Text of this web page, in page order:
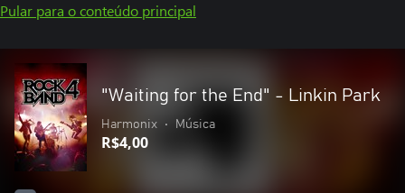
Pular para o conteúdo principal
"Waiting for the End" - Linkin Park
Harmonix • Música
R$4,00